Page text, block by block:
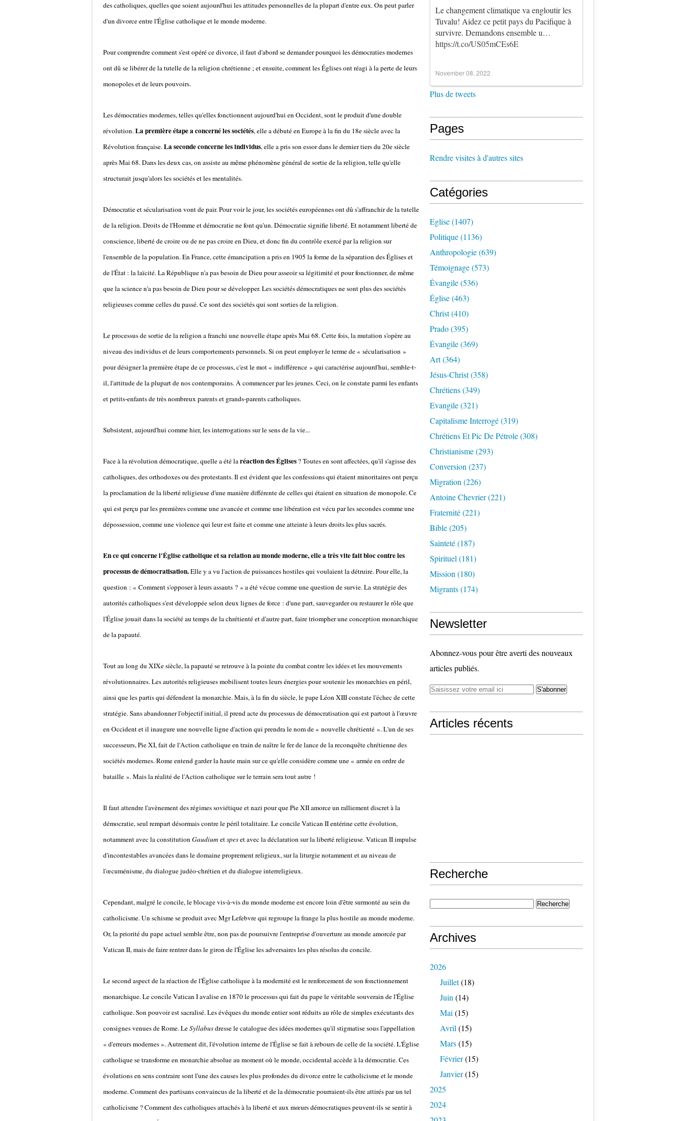
des catholiques, quelles que soient aujourd'hui les attitudes personnelles de la plupart d'entre eux. On peut parler
d'un divorce entre l'Église catholique et le monde moderne.
Pour comprendre comment s'est opéré ce divorce, il faut d'abord se demander pourquoi les démocraties modernes
ont dû se libérer de la tutelle de la religion chrétienne ; et ensuite, comment les Églises ont réagi à la perte de leurs
monopoles et de leurs pouvoirs.
Les démocraties modernes, telles qu'elles fonctionnent aujourd'hui en Occident, sont le produit d'une double
révolution.La première étape a concerné les sociétés, elle a débuté en Europe à la fin du 18e siècle avec la
Révolution française.La seconde concerne les individus, elle a pris son essor dans le dernier tiers du 20e siècle
après Mai 68. Dans les deux cas, on assiste au même phénomène général de sortie de la religion, telle qu'elle
structurait jusqu'alors les sociétés et les mentalités.
Démocratie et sécularisation vont de pair. Pour voir le jour, les sociétés européennes ont dû s'affranchir de la tutelle
de la religion. Droits de l'Homme et démocratie ne font qu'un. Démocratie signifie liberté. Et notamment liberté de
conscience, liberté de croire ou de ne pas croire en Dieu, et donc fin du contrôle exercé par la religion sur
l'ensemble de la population. En France, cette émancipation a pris en 1905 la forme de la séparation des Églises et
de l'État : la laïcité. La République n'a pas besoin de Dieu pour asseoir sa légitimité et pour fonctionner, de même
que la science n'a pas besoin de Dieu pour se développer. Les sociétés démocratiques ne sont plus des sociétés
religieuses comme celles du passé. Ce sont des sociétés qui sont sorties de la religion.
Le processus de sortie de la religion a franchi une nouvelle étape après Mai 68. Cette fois, la mutation s'opère au
niveau des individus et de leurs comportements personnels. Si on peut employer le terme de « sécularisation »
pour désigner la première étape de ce processus, c'est le mot « indifférence » qui caractérise aujourd'hui, semble-t-
il, l'attitude de la plupart de nos contemporains. À commencer par les jeunes. Ceci, on le constate parmi les enfants
et petits-enfants de très nombreux parents et grands-parents catholiques.
Subsistent, aujourd'hui comme hier, les interrogations sur le sens de la vie...
Face à la révolution démocratique, quelle a été laréaction des Églises ? Toutes en sont affectées, qu'il s'agisse des
catholiques, des orthodoxes ou des protestants. Il est évident que les confessions qui étaient minoritaires ont perçu
la proclamation de la liberté religieuse d'une manière différente de celles qui étaient en situation de monopole. Ce
qui est perçu par les premières comme une avancée et comme une libération est vécu par les secondes comme une
dépossession, comme une violence qui leur est faite et comme une atteinte à leurs droits les plus sacrés.
En ce qui concerne l'Église catholique et sa relation au monde moderne, elle a très vite fait bloc contre les
processus de démocratisation.Elle y a vu l'action de puissances hostiles qui voulaient la détruire. Pour elle, la
question : « Comment s'opposer à leurs assauts ? » a été vécue comme une question de survie. La stratégie des
autorités catholiques s'est développée selon deux lignes de force : d'une part, sauvegarder ou restaurer le rôle que
l'Église jouait dans la société au temps de la chrétienté et d'autre part, faire triompher une conception monarchique
de la papauté.
Tout au long du XIXe siècle, la papauté se retrouve à la pointe du combat contre les idées et les mouvements
révolutionnaires. Les autorités religieuses mobilisent toutes leurs énergies pour soutenir les monarchies en péril,
ainsi que les partis qui défendent la monarchie. Mais, à la fin du siècle, le pape Léon XIII constate l'échec de cette
stratégie. Sans abandonner l'objectif initial, il prend acte du processus de démocratisation qui est partout à l'œuvre
en Occident et il inaugure une nouvelle ligne d'action qui prendra le nom de « nouvelle chrétienté ». L'un de ses
successeurs, Pie XI, fait de l'Action catholique en train de naître le fer de lance de la reconquête chrétienne des
sociétés modernes. Rome entend garder la haute main sur ce qu'elle considère comme une « armée en ordre de
bataille ». Mais la réalité de l'Action catholique sur le terrain sera tout autre !
Il faut attendre l'avènement des régimes soviétique et nazi pour que Pie XII amorce un ralliement discret à la
démocratie, seul rempart désormais contre le péril totalitaire. Le concile Vatican II entérine cette évolution,
notamment avec la constitutionGaudiumetspeset avec la déclaration sur la liberté religieuse. Vatican II impulse
d'incontestables avancées dans le domaine proprement religieux, sur la liturgie notamment et au niveau de
l'œcuménisme, du dialogue judéo-chrétien et du dialogue interreligieux.
Cependant, malgré le concile, le blocage vis-à-vis du monde moderne est encore loin d'être surmonté au sein du
catholicisme. Un schisme se produit avec Mgr Lefebvre qui regroupe la frange la plus hostile au monde moderne.
Or, la priorité du pape actuel semble être, non pas de poursuivre l'entreprise d'ouverture au monde amorcée par
Vatican II, mais de faire rentrer dans le giron de l'Église les adversaires les plus résolus du concile.
Le second aspect de la réaction de l'Église catholique à la modernité est le renforcement de son fonctionnement
monarchique. Le concile Vatican I avalise en 1870 le processus qui fait du pape le véritable souverain de l'Église
catholique. Son pouvoir est sacralisé. Les évêques du monde entier sont réduits au rôle de simples exécutants des
consignes venues de Rome. LeSyllabusdresse le catalogue des idées modernes qu'il stigmatise sous l'appellation
« d'erreurs modernes ». Autrement dit, l'évolution interne de l'Église se fait à rebours de celle de la société. L'Église
catholique se transforme en monarchie absolue au moment où le monde, occidental accède à la démocratie. Ces
évolutions en sens contraire sont l'une des causes les plus profondes du divorce entre le catholicisme et le monde
moderne. Comment des partisans convaincus de la liberté et de la démocratie pourraient-ils être attirés par un tel
catholicisme ? Comment des catholiques attachés à la liberté et aux mœurs démocratiques peuvent-ils se sentir à
Le changement climatique va engloutir les
Tuvalu! Aidez ce petit pays du Pacifique à
survivre. Demandons ensemble u…
https://t.co/US05mCEs6E
November 08, 2022
Plus de tweets
Pages
Rendre visites à d'autres sites
Catégories
Eglise(1407)
Politique(1136)
Anthropologie(639)
Témoignage(573)
Évangile(536)
Église(463)
Christ(410)
Prado(395)
Évangile(369)
Art(364)
Jésus-Christ(358)
Chrétiens(349)
Evangile(321)
Capitalisme Interrogé(319)
Chrétiens Et Pic De Pétrole(308)
Christianisme(293)
Conversion (237)
Migration (226)
Antoine Chevrier(221)
Fraternité(221)
Bible(205)
Sainteté(187)
Spirituel (181)
Mission (180)
Migrants(174)
Newsletter
Abonnez-vous pour être averti des nouveaux
articles publiés.
Articles récents
Recherche
Archives
2026
Juillet(18)
Juin (14)
Mai (15)
Avril (15)
Mars(15)
Février(15)
Janvier(15)
2025
2024